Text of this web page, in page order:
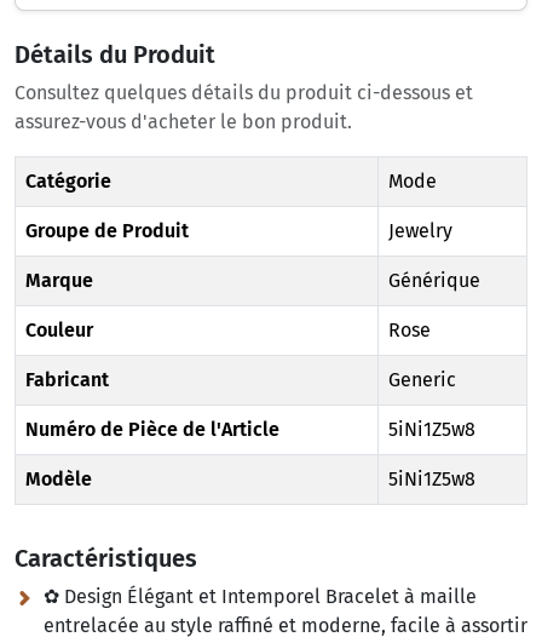
Détails du Produit
Consultez quelques détails du produit ci-dessous et
assurez-vous d'acheter le bon produit.
Catégorie Mode
Groupe de Produit Jewelry
Marque Générique
Couleur Rose
Fabricant Generic
Numéro de Pièce de l'Article 5iNi1Z5w8
Modèle 5iNi1Z5w8
Caractéristiques
✿ Design Élégant et Intemporel Bracelet à maille
entrelacée au style raffiné et moderne, facile à assortir